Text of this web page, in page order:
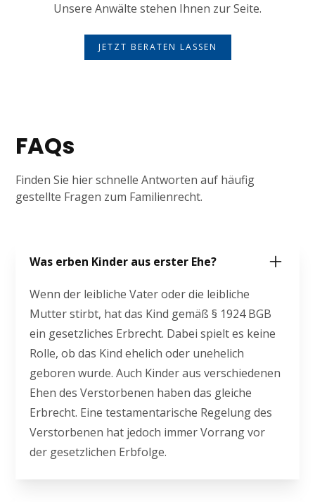
Unsere Anwälte stehen Ihnen zur Seite.
JETZT BERATEN LASSEN
FAQs
Finden Sie hier schnelle Antworten auf häufig
gestellte Fragen zum Familienrecht.
Was erben Kinder aus erster Ehe?
Wenn der leibliche Vater oder die leibliche
Mutter stirbt, hat das Kind gemäß § 1924 BGB
ein gesetzliches Erbrecht. Dabei spielt es keine
Rolle, ob das Kind ehelich oder unehelich
geboren wurde. Auch Kinder aus verschiedenen
Ehen des Verstorbenen haben das gleiche
Erbrecht. Eine testamentarische Regelung des
Verstorbenen hat jedoch immer Vorrang vor
der gesetzlichen Erbfolge.